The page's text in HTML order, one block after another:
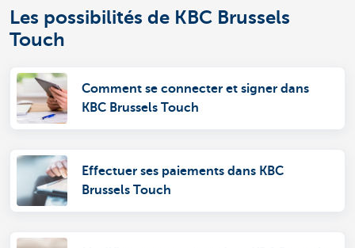
Les possibilités de KBC Brussels
Touch
Comment se connecter et signer dans
KBC Brussels Touch
Effectuer ses paiements dans KBC
Brussels Touch